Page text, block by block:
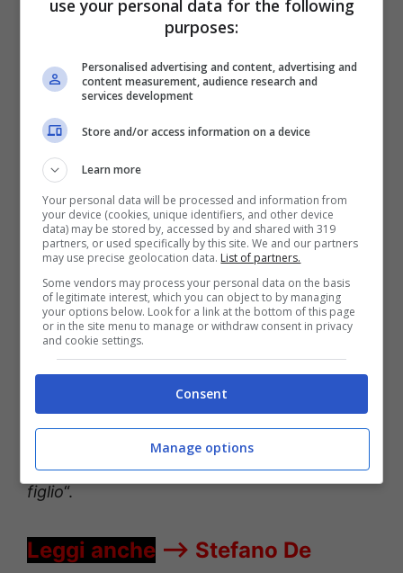
Anche papà Enrico ha parlato alcune volte del
legame con suo figlio. “
sempre ‘E’ tutto suo padre’“, ha confessato
rivedo in lui. Vivo per loro,li ho cresciuti
nell’amore
figlio“.
Leggi anche —-> Stefano De
use your personal data for the following
purposes:
Personalised advertising and content, advertising and
content measurement, audience research and
services development
Store and/or access information on a device
Learn more
Your personal data will be processed and information from
your device (cookies, unique identifiers, and other device
data) may be stored by, accessed by and shared with 319
partners, or used specifically by this site. We and our partners
may use precise geolocation data. List of partners.
Some vendors may process your personal data on the basis
of legitimate interest, which you can object to by managing
your options below. Look for a link at the bottom of this page
or in the site menu to manage or withdraw consent in privacy
and cookie settings.
Consent
Manage options